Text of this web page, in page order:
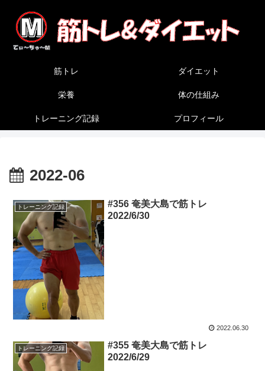
筋トレ ダイエット
栄養 体の仕組み
トレーニング記録 プロフィール
2022-06
トレーニング記録
#356 奄美大島で筋トレ
2022/6/30
2022.06.30
トレーニング記録
#355 奄美大島で筋トレ
2022/6/29